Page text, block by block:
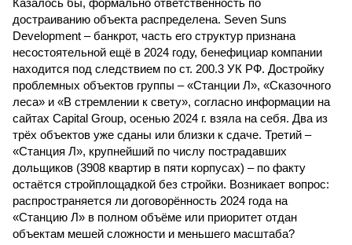
Казалось бы, формально ответственность по
достраиванию объекта распределена. Seven Suns
Development – банкрот, часть его структур признана
несостоятельной ещё в 2024 году, бенефициар компании
находится под следствием по ст. 200.3 УК РФ. Достройку
проблемных объектов группы – «Станции Л», «Сказочного
леса» и «В стремлении к свету», согласно информации на
сайтах Capital Group, осенью 2024 г. взяла на себя. Два из
трёх объектов уже сданы или близки к сдаче. Третий –
«Станция Л», крупнейший по числу пострадавших
дольщиков (3908 квартир в пяти корпусах) – по факту
остаётся стройплощадкой без стройки. Возникает вопрос:
распространяется ли договорённость 2024 года на
«Станцию Л» в полном объёме или приоритет отдан
объектам мешей сложности и меньшего масштаба?